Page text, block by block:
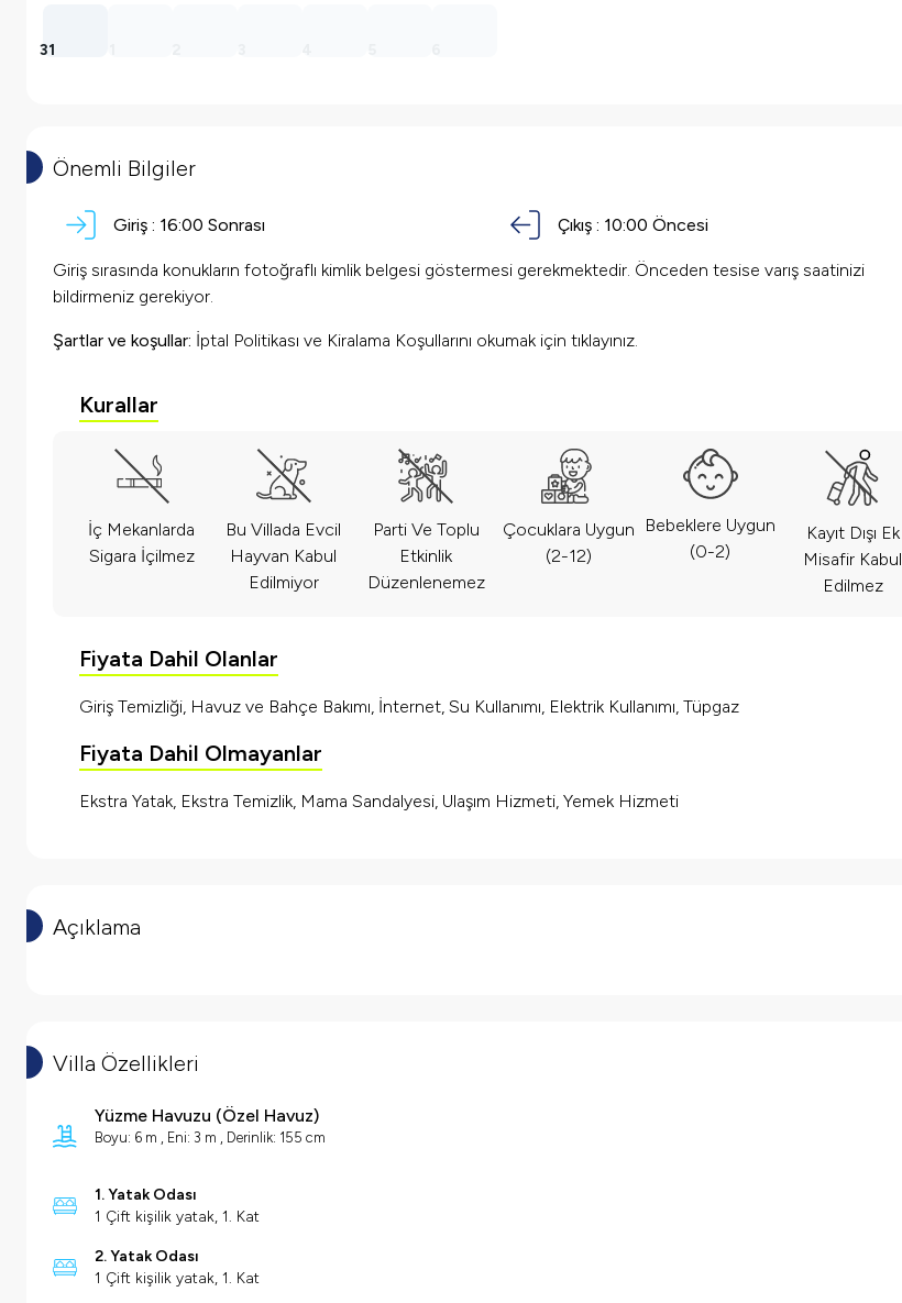
31
Önemli Bilgiler
Giriş : 16:00 Sonrası Çıkış : 10:00 Öncesi
Giriş sırasında konukların fotoğraflı kimlik belgesi göstermesi gerekmektedir. Önceden tesise varış saatinizi
bildirmeniz gerekiyor.
Şartlar ve koşullar: İptal Politikası ve Kiralama Koşullarını okumak için tıklayınız.
Kurallar
İç Mekanlarda
Sigara İçilmez
Bu Villada Evcil
Hayvan Kabul
Edilmiyor
Parti Ve Toplu
Etkinlik
Düzenlenemez
Çocuklara Uygun
(2-12)
Bebeklere Uygun
(0-2)
Kayıt Dışı Ek
Misafir Kabul
Edilmez
Fiyata Dahil Olanlar
Giriş Temizliği, Havuz ve Bahçe Bakımı, İnternet, Su Kullanımı, Elektrik Kullanımı, Tüpgaz
Fiyata Dahil Olmayanlar
Ekstra Yatak, Ekstra Temizlik, Mama Sandalyesi, Ulaşım Hizmeti, Yemek Hizmeti
Açıklama
Villa Özellikleri
Yüzme Havuzu (Özel Havuz)
Boyu: 6 m , Eni: 3 m , Derinlik: 155 cm
1. Yatak Odası
1 Çift kişilik yatak, 1. Kat
2. Yatak Odası
1 Çift kişilik yatak, 1. Kat